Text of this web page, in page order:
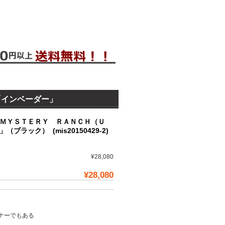
ンベーダー」
ＹＳＴＥＲＹ ＲＡＮＣＨ（Ｕ
（ブラック） (mis20150429-2)
¥28,080
¥28,080
ーでもある